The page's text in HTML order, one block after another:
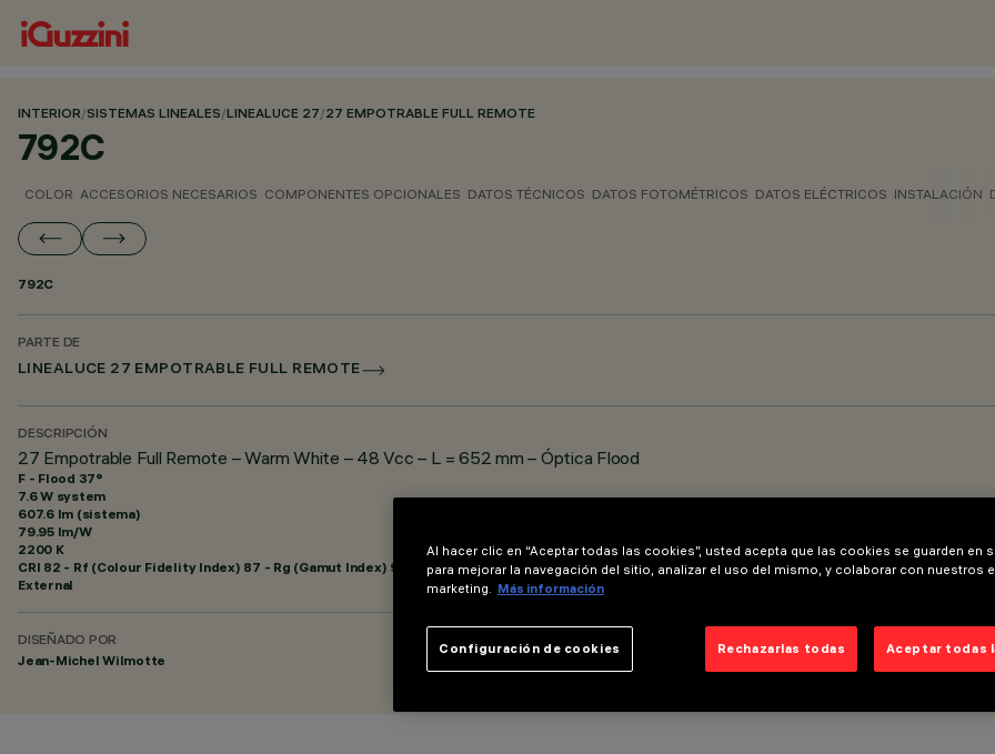
INTERIOR/SISTEMAS LINEALES/LINEALUCE 27/27 EMPOTRABLE FULL REMOTE
792C
COLOR ACCESORIOS NECESARIOS COMPONENTES OPCIONALES DATOS TÉCNICOS DATOS FOTOMÉTRICOS DATOS ELÉCTRICOS INSTALACIÓN
792C
PARTE DE
LINEALUCE 27 EMPOTRABLE FULL REMOTE
DESCRIPCIÓN
27 Empotrable Full Remote – Warm White – 48 Vcc – L = 652 mm – Óptica Flood
F - Flood 37°
7.6 W system
607.6 lm (sistema)
79.95 lm/W
2200 K
CRI 82 - Rf (Colour Fidelity Index) 87 - Rg (Gamut Index) 97
External
DISEÑADO POR
Jean-Michel Wilmotte
Al hacer clic en “Aceptar todas las cookies”, usted acepta que las cookies se guarden en
para mejorar la navegación del sitio, analizar el uso del mismo, y colaborar con nuestros
marketing. Más información
Rechazarlas todas Aceptar todas
Configuración de cookies